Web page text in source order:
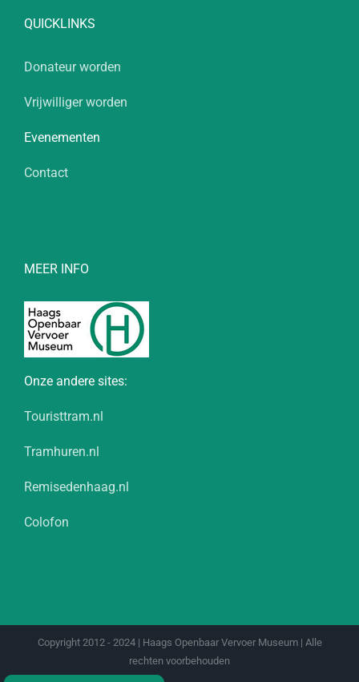
QUICKLINKS
Donateur worden
Vrijwilliger worden
Evenementen
Contact
MEER INFO
Onze andere sites:
Touristtram.nl
Tramhuren.nl
Remisedenhaag.nl
Colofon
Copyright 2012 - 2024 | Haags Openbaar Vervoer Museum | Alle
rechten voorbehouden